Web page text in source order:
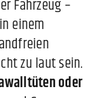
Fahrzeug –
einem
zu laut sein.
oder